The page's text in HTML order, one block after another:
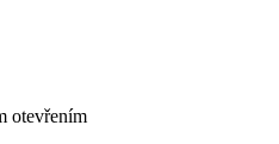
otevřením